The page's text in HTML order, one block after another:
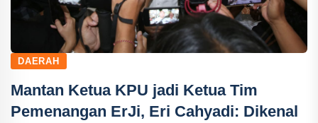
DAERAH
Mantan Ketua KPU jadi Ketua Tim
Pemenangan ErJi, Eri Cahyadi: Dikenal